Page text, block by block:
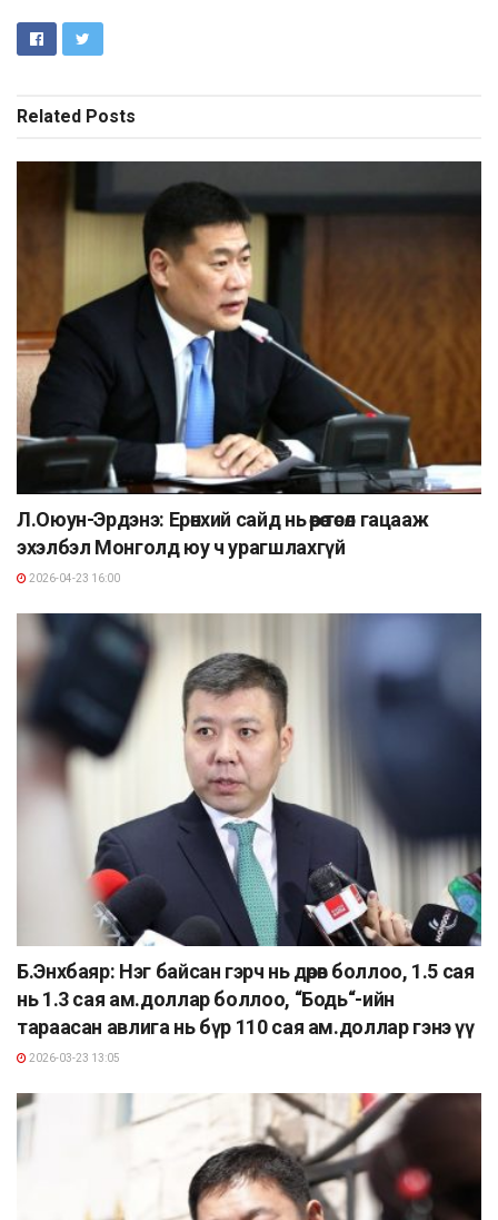
Related Posts
Л.Оюун-Эрдэнэ: Ерөнхий сайд нь өөрөө төсөл гацааж
эхэлбэл Монголд юу ч урагшлахгүй
2026-04-23 16:00
Б.Энхбаяр: Нэг байсан гэрч нь дөрөв боллоо, 1.5 сая
нь 1.3 сая ам.доллар боллоо, “Бодь“-ийн
тараасан авлига нь бүр 110 сая ам.доллар гэнэ үү
2026-03-23 13:05